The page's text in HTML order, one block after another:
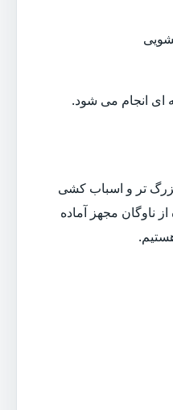
ای انجام می شود.
تر و اسباب کشی
ناوگان مجهز آماده